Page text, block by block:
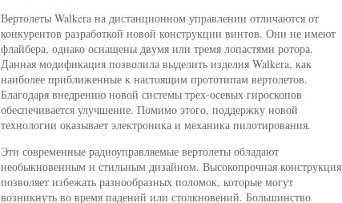
Вертолеты Walkera на дистанционном управлении отличаются от
конкурентов разработкой новой конструкции винтов. Они не имеют
флайбера, однако оснащены двумя или тремя лопастями ротора.
Данная модификация позволила выделить изделия Walkera, как
наиболее приближенные к настоящим прототипам вертолетов.
Благодаря внедрению новой системы трех-осевых гироскопов
обеспечивается улучшение. Помимо этого, поддержку новой
технологии оказывает электроника и механика пилотирования.
Эти современные радиоуправляемые вертолеты обладают
необыкновенным и стильным дизайном. Высокопрочная конструкция
позволяет избежать разнообразных поломок, которые могут
возникнуть во время падений или столкновений. Большинство